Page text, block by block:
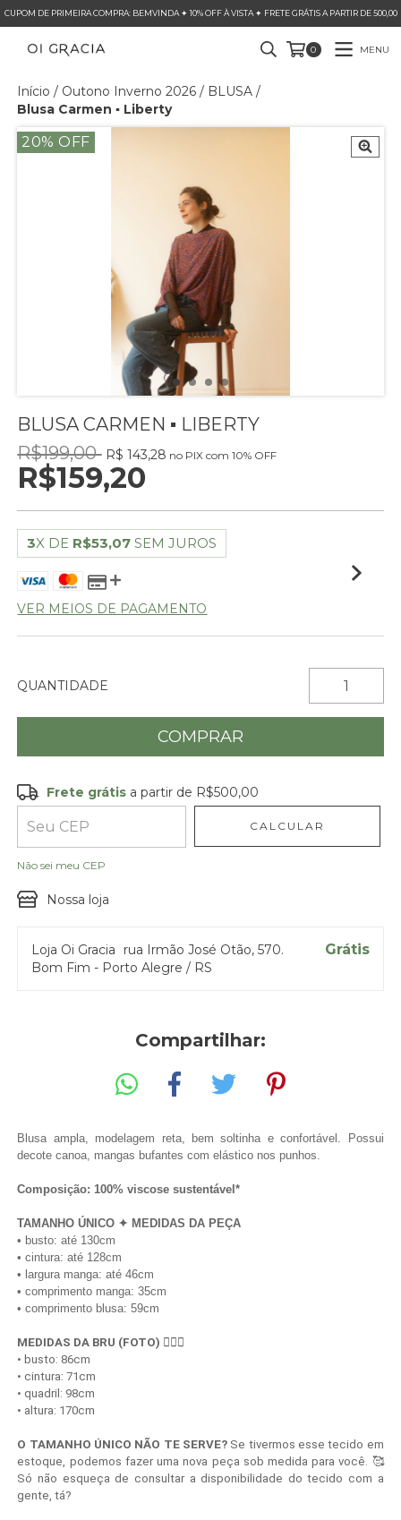
CUPOM DE PRIMEIRA COMPRA: BEMVINDA ✦ 10% OFF À VISTA ✦ FRETE GRÁTIS A PARTIR DE 500,00
0 MENU
Início / Outono Inverno 2026 / BLUSA /
Blusa Carmen ▪ Liberty
20% OFF
BLUSA CARMEN ▪ LIBERTY
R$199,00 R$ 143,28 no PIX com 10% OFF
R$159,20
3X DE R$53,07 SEM JUROS
VER MEIOS DE PAGAMENTO
QUANTIDADE
Frete grátis R$500,00
Entregas para o CEP:
Frete grátisa partir de R$500,00
CALCULAR
Não sei meu CEP
Nossa loja
Loja Oi Gracia
rua Irmão José Otão, 570.
Bom Fim - Porto Alegre / RS
Grátis
Compartilhar:
Blusa ampla, modelagem reta, bem soltinha e confortável. Possui
decote canoa, mangas bufantes com elástico nos punhos.
Composição: 100% viscose sustentável*
TAMANHO ÚNICO ✦ MEDIDAS DA PEÇA
• busto: até 130cm
• cintura: até 128cm
• largura manga: até 46cm
• comprimento manga: 35cm
• comprimento blusa: 59cm
MEDIDAS DA BRU (FOTO) 💁🏻‍♀️
• busto: 86cm
• cintura: 71cm
• quadril: 98cm
• altura: 170cm
O TAMANHO ÚNICO NÃO TE SERVE? Se tivermos esse tecido em
estoque, podemos fazer uma nova peça sob medida para você. 🥰
Só não esqueça de consultar a disponibilidade do tecido com a
gente, tá?